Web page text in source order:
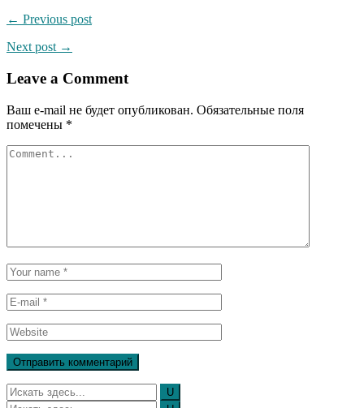
← Previous post
Next post →
Leave a Comment
Ваш e-mail не будет опубликован. Обязательные поля
помечены *